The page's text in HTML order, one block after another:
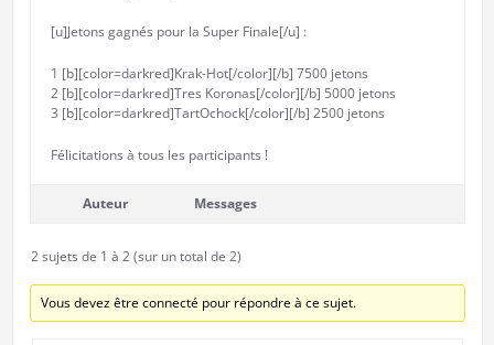
[u]Jetons gagnés pour la Super Finale[/u] :
1 [b][color=darkred]Krak-Hot[/color][/b] 7500 jetons
2 [b][color=darkred]Tres Koronas[/color][/b] 5000 jetons
3 [b][color=darkred]TartOchock[/color][/b] 2500 jetons
Félicitations à tous les participants !
Auteur Messages
2 sujets de 1 à 2 (sur un total de 2)
Vous devez être connecté pour répondre à ce sujet.